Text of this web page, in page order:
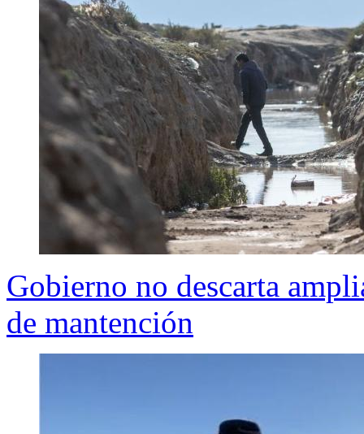
Gobierno no descarta
de mantención